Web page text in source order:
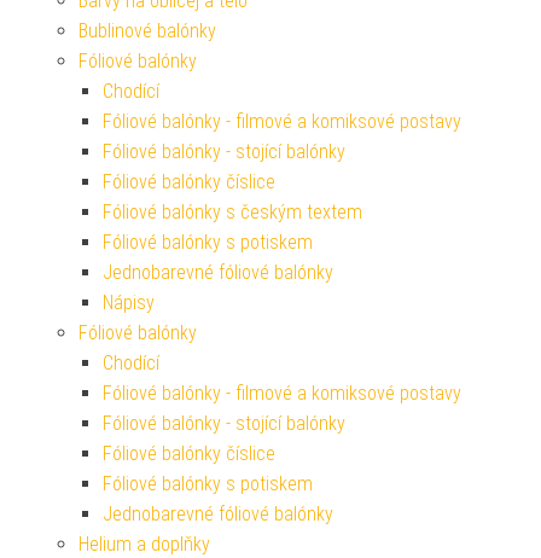
Bublinové balónky
Fóliové balónky
Chodící
Fóliové balónky - filmové a komiksové postavy
Fóliové balónky - stojící balónky
Fóliové balónky číslice
Fóliové balónky s českým textem
Fóliové balónky s potiskem
Jednobarevné fóliové balónky
Nápisy
Fóliové balónky
Chodící
Fóliové balónky - filmové a komiksové postavy
Fóliové balónky - stojící balónky
Fóliové balónky číslice
Fóliové balónky s potiskem
Jednobarevné fóliové balónky
Helium a doplňky